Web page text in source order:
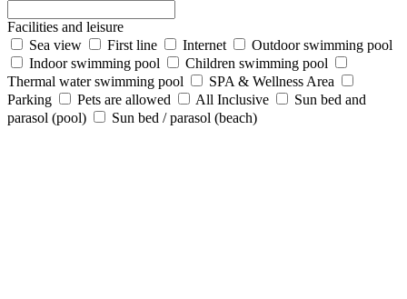
Facilities and leisure
Sea view
First line Internet
Outdoor swimming pool
Indoor swimming pool
Children swimming pool
Thermal water swimming pool
SPA & Wellness Area
Parking
Pets are allowed All Inclusive
Sun bed and
parasol (pool)
Sun bed / parasol (beach)